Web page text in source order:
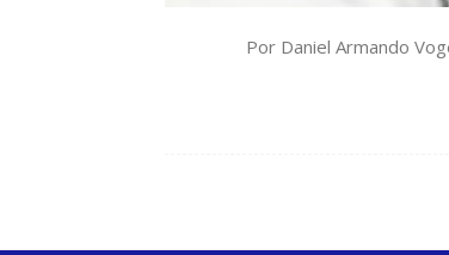
Por Daniel Armando